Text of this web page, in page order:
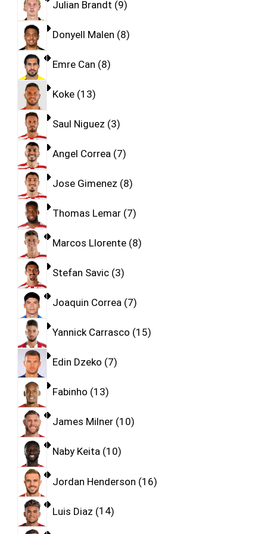
Julian Brandt 9
Donyell Malen 8
Emre Can 8
Koke 13
Saul Niguez 3
Angel Correa 7
Jose Gimenez 8
Thomas Lemar 7
Marcos Llorente 8
Stefan Savic 3
Joaquin Correa 7
Yannick Carrasco 15
Edin Dzeko 7
Fabinho 13
James Milner 10
Naby Keita 10
Jordan Henderson 16
Luis Diaz 14